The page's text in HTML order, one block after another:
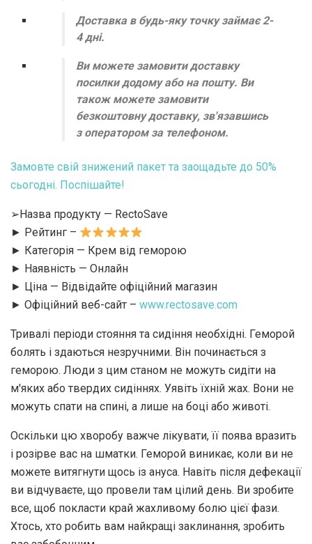
Доставка в будь-яку точку займає 2-
4 дні.
Ви можете замовити доставку
посилки додому або на пошту. Ви
також можете замовити
безкоштовну доставку, зв'язавшись
з оператором за телефоном.
Замовте свій знижений пакет та заощадьте до 50%
сьогодні. Поспішайте!
➢Назва продукту — RectoSave
► Рейтинг –
► Категорія — Крем від геморою
► Наявність — Онлайн
► Ціна — Відвідайте офіційний магазин
► Офіційний веб-сайт – www.rectosave.com
Тривалі періоди стояння та сидіння необхідні. Геморой
болять і здаються незручними. Він починається з
геморою. Люди з цим станом не можуть сидіти на
м'яких або твердих сидіннях. Уявіть їхній жах. Вони не
можуть спати на спині, а лише на боці або животі.
Оскільки цю хворобу важче лікувати, її поява вразить
і розірве вас на шматки. Геморой виникає, коли ви не
можете витягнути щось із ануса. Навіть після дефекації
ви відчуваєте, що провели там цілий день. Ви зробите
все, щоб покласти край жахливому болю цієї фази.
Хтось, хто робить вам найкращі заклинання, зробить